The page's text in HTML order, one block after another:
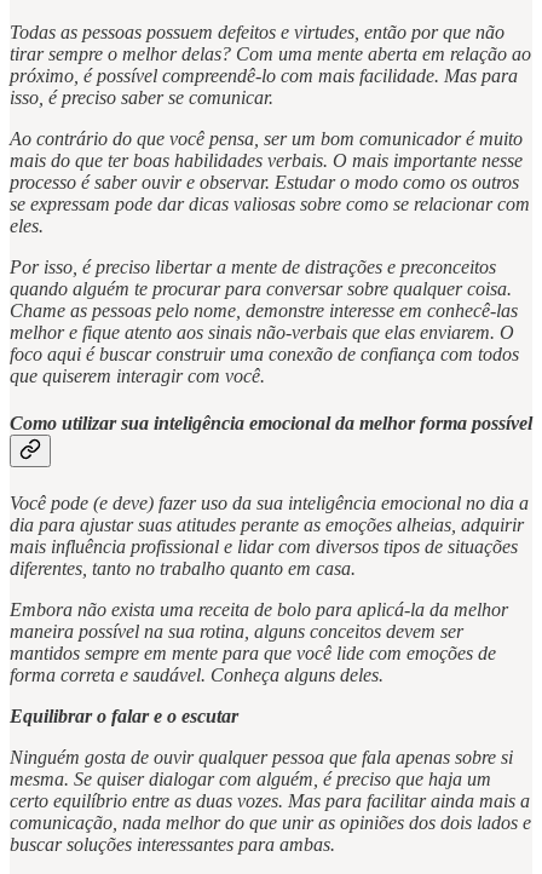
Todas as pessoas possuem defeitos e virtudes, então por que não
tirar sempre o melhor delas? Com uma mente aberta em relação ao
próximo, é possível compreendê-lo com mais facilidade. Mas para
isso, é preciso saber se comunicar.
Ao contrário do que você pensa, ser um bom comunicador é muito
mais do que ter boas habilidades verbais. O mais importante nesse
processo é saber ouvir e observar. Estudar o modo como os outros
se expressam pode dar dicas valiosas sobre como se relacionar com
eles.
Por isso, é preciso libertar a mente de distrações e preconceitos
quando alguém te procurar para conversar sobre qualquer coisa.
Chame as pessoas pelo nome, demonstre interesse em conhecê-las
melhor e fique atento aos sinais não-verbais que elas enviarem. O
foco aqui é buscar construir uma conexão de confiança com todos
que quiserem interagir com você.
Como utilizar sua inteligência emocional da melhor forma possível
Você pode (e deve) fazer uso da sua inteligência emocional no dia a
dia para ajustar suas atitudes perante as emoções alheias, adquirir
mais influência profissional e lidar com diversos tipos de situações
diferentes, tanto no trabalho quanto em casa.
Embora não exista uma receita de bolo para aplicá-la da melhor
maneira possível na sua rotina, alguns conceitos devem ser
mantidos sempre em mente para que você lide com emoções de
forma correta e saudável. Conheça alguns deles.
Equilibrar o falar e o escutar
Ninguém gosta de ouvir qualquer pessoa que fala apenas sobre si
mesma. Se quiser dialogar com alguém, é preciso que haja um
certo equilíbrio entre as duas vozes. Mas para facilitar ainda mais a
comunicação, nada melhor do que unir as opiniões dos dois lados e
buscar soluções interessantes para ambas.